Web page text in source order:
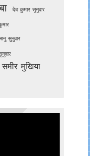
देव कुमार सुनुवार
सुनुवार
समीर मुखिया